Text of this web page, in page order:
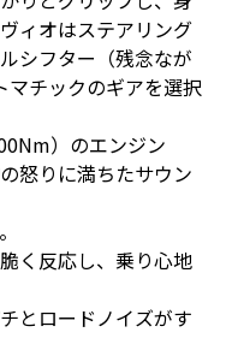
ィオはステアリング
シフター（残念なが
マチックのギアを選択
）のエンジン
怒りに満ちたサウン
く反応し、乗り心地
とロードノイズがす